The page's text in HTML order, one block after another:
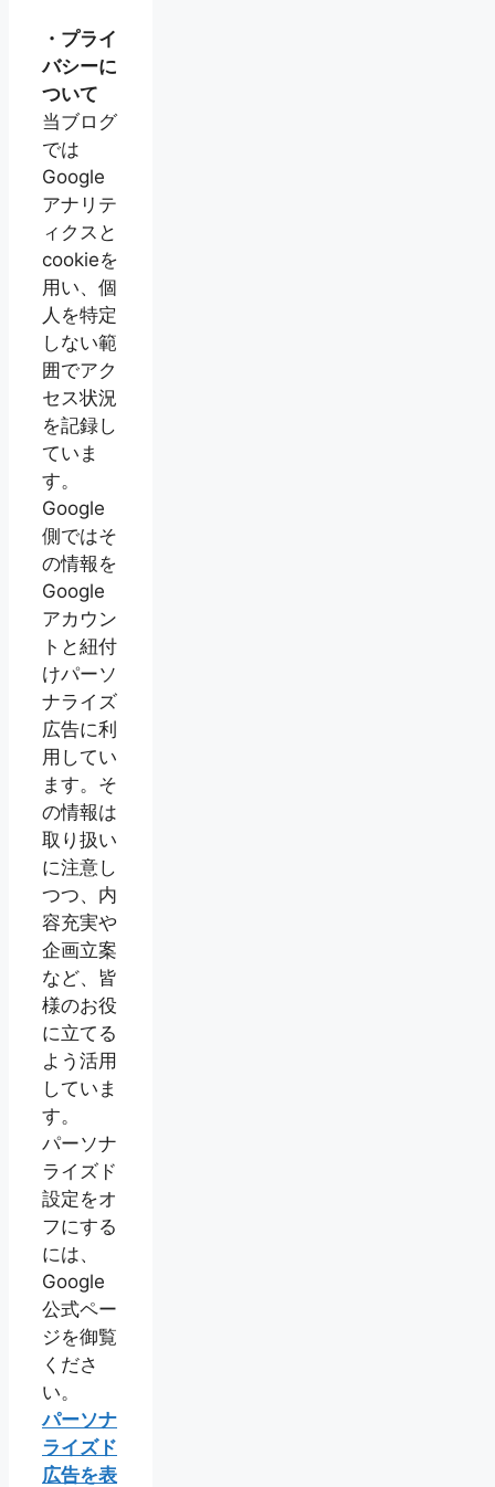
・プライ
バシーに
ついて
当ブログ
では
Google
アナリテ
ィクスと
cookieを
用い、個
人を特定
しない範
囲でアク
セス状況
を記録し
ていま
す。
Google
側ではそ
の情報を
Google
アカウン
トと紐付
けパーソ
ナライズ
広告に利
用してい
ます。そ
の情報は
取り扱い
に注意し
つつ、内
容充実や
企画立案
など、皆
様のお役
に立てる
よう活用
していま
す。
パーソナ
ライズド
設定をオ
フにする
には、
Google
公式ペー
ジを御覧
くださ
い。
パーソナ
ライズド
広告を表